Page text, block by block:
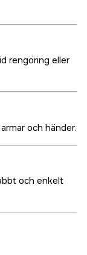
rengöring eller
och händer.
och enkelt